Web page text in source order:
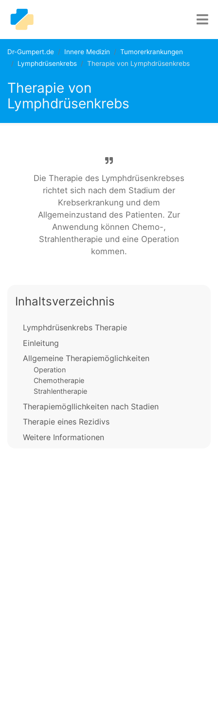
Dr-Gumpert.de Innere Medizin
Tumorerkrankungen
Lymphdrüsenkrebs
Therapie von Lymphdrüsenkrebs
Therapie von
Lymphdrüsenkrebs
Die Therapie des Lymphdrüsenkrebses
richtet sich nach dem Stadium der
Krebserkrankung und dem
Allgemeinzustand des Patienten. Zur
Anwendung können Chemo-,
Strahlentherapie und eine Operation
kommen.
Inhaltsverzeichnis
Lymphdrüsenkrebs Therapie
Einleitung
Allgemeine Therapiemöglichkeiten
Operation
Chemotherapie
Strahlentherapie
Therapiemögllichkeiten nach Stadien
Therapie eines Rezidivs
Weitere Informationen